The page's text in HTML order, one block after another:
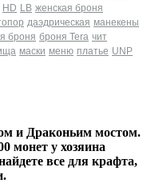
HD LB женская броня
даэдрическая манекены
броня броня Tera чит
маски меню платье UNP
и Драконьим мостом.
монет у хозяина
все для крафта,